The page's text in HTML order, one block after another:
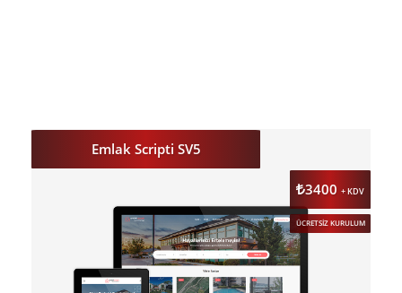
ÖNİZLE
Emlak Scripti SV5
3400 + KDV
ÜCRETSİZ KURULUM